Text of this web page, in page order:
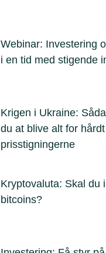
Webinar: Investering
i en tid med stigende
Krigen i Ukraine:
du at blive alt for
prisstigningerne
Kryptovaluta: Skal du
bitcoins?